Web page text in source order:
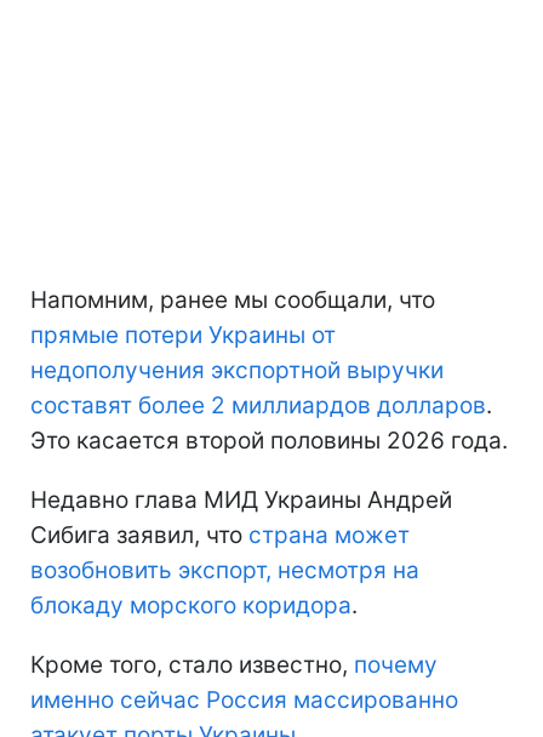
Напомним, ранее мы сообщали, что
прямые потери Украины от
недополучения экспортной выручки
составят более 2 миллиардов долларов.
Это касается второй половины 2026 года.
Недавно глава МИД Украины Андрей
Сибига заявил, что страна может
возобновить экспорт, несмотря на
блокаду морского коридора.
Кроме того, стало известно, почему
именно сейчас Россия массированно